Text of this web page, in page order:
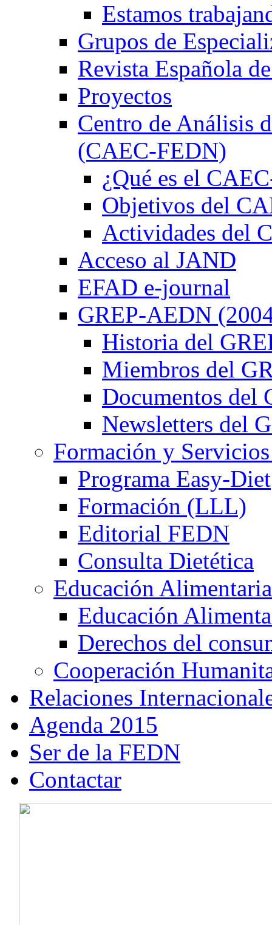
Estamos
Grupos de
Revista Española
Proyectos
Centro de Análisis
(CAEC-FEDN)
¿Qué es el
Objetivos del
Actividades del
Acceso al JAND
EFAD e-journal
GREP-AEDN
Historia del
Miembros del
Documentos del
Newsletters del
Formación y
Programa Easy-Diet
Formación (LLL)
Editorial FEDN
Consulta Dietética
Educación Alimentaria
Educación
Derechos del
Cooperación
Relaciones
Agenda 2015
Ser de la FEDN
Contactar